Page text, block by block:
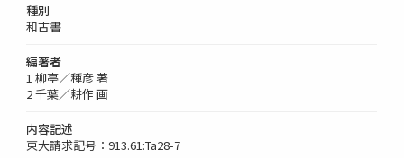
種別
和古書
編著者
1 柳亭／種彦 著
2 千葉／耕作 画
内容記述
東大請求記号：913.61:Ta28-7